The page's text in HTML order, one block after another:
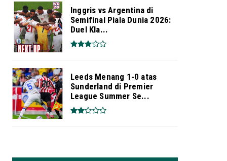
Inggris vs Argentina di
Semifinal Piala Dunia 2026:
Duel Kla...
Leeds Menang 1-0 atas
Sunderland di Premier
League Summer Se...